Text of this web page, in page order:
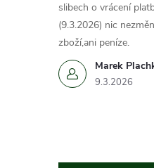
Marek
9.3.2026
slibech o vrácení
(9.3.2026) nic
zboží,ani peníze.